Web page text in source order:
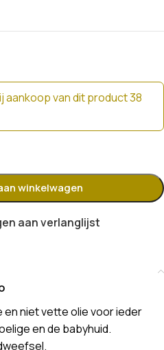
aankoop van dit product 38
winkelwagen
aan verlanglijst
niet vette olie voor ieder
en de babyhuid.